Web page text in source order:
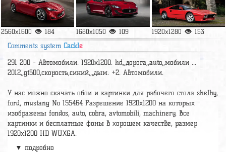
2560x1600 184 1680x1050 109 1920x1280 153
Comments system Cackle
291 200 - Автомобили. 1920x1200. hd,,дорога,,auto,,мобили ...
2012,,gt500,скорость,синий,,,дым. +2. Автомобили.
У нас можно скачать обои и картинки для рабочего стола shelby,
ford, mustang No 155464 Разрешение 1920x1200 на которых
изображены fondos, auto, cobra, avtomobili, machinery. Все
картинки и бесплатные фоны в хорошем качестве, размер
1920x1200 HD WUXGA.
Релевантные картинки и подборки
▼ подробно